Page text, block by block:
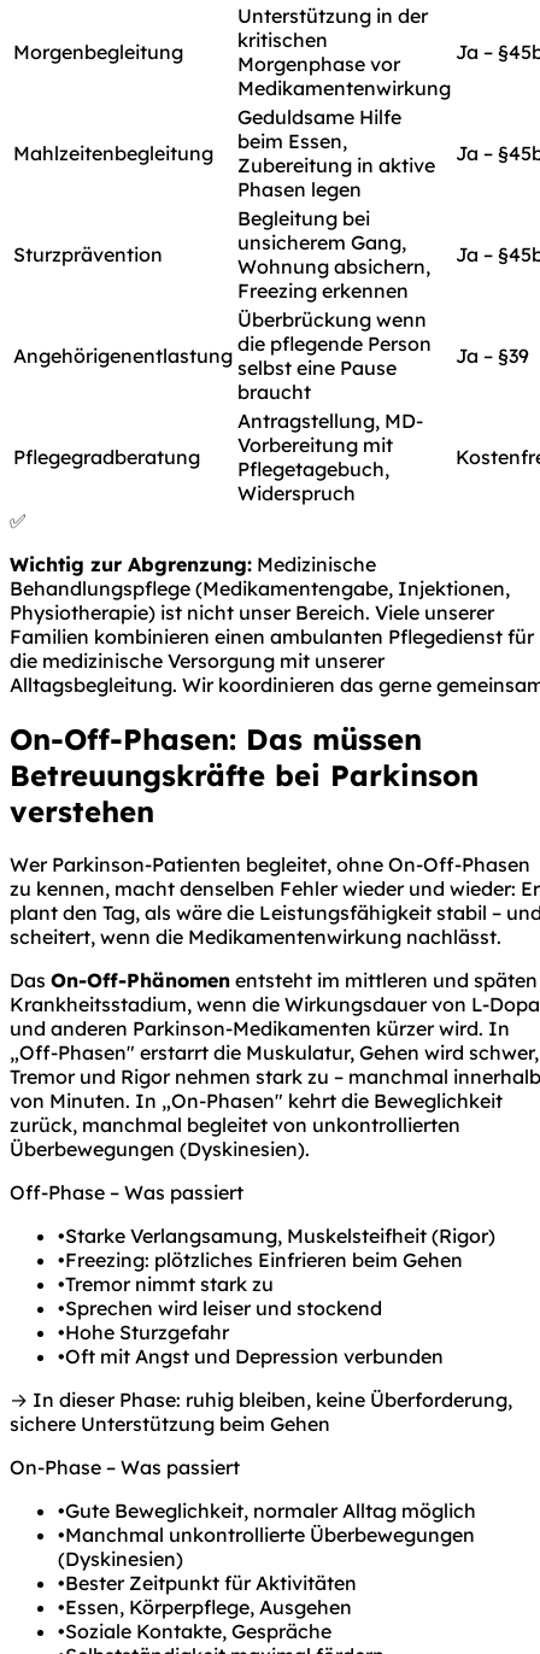
Morgenbegleitung
Unterstützung in der
kritischen
Morgenphase vor
Medikamentenwirkung
Ja –
Mahlzeitenbegleitung
Geduldsame Hilfe
beim Essen,
Zubereitung in aktive
Phasen legen
Ja –
Sturzprävention
Begleitung bei
unsicherem Gang,
Wohnung absichern,
Freezing erkennen
Ja –
Angehörigenentlastung
Überbrückung wenn
die pflegende Person
selbst eine Pause
braucht
Ja – §39
Pflegegradberatung
Antragstellung, MD-
Vorbereitung mit
Pflegetagebuch,
Widerspruch
✅
Wichtig zur Abgrenzung: Medizinische
Behandlungspflege (Medikamentengabe, Injektionen,
Physiotherapie) ist nicht unser Bereich. Viele unserer
Familien kombinieren einen ambulanten Pflegedienst für
die medizinische Versorgung mit unserer
Alltagsbegleitung. Wir koordinieren das gerne
On-Off-Phasen: Das müssen
Betreuungskräfte bei Parkinson
verstehen
Wer Parkinson-Patienten begleitet, ohne On-Off-Phasen
zu kennen, macht denselben Fehler wieder und wieder: Er
plant den Tag, als wäre die Leistungsfähigkeit stabil –
scheitert, wenn die Medikamentenwirkung nachlässt.
Das On-Off-Phänomen entsteht im mittleren und späten
Krankheitsstadium, wenn die Wirkungsdauer von L-Dopa
und anderen Parkinson-Medikamenten kürzer wird. In
„Off-Phasen" erstarrt die Muskulatur, Gehen wird schwer,
Tremor und Rigor nehmen stark zu – manchmal innerhalb
von Minuten. In „On-Phasen" kehrt die Beweglichkeit
zurück, manchmal begleitet von unkontrollierten
Überbewegungen (Dyskinesien).
Off-Phase – Was passiert
•Starke Verlangsamung, Muskelsteifheit (Rigor)
•Freezing: plötzliches Einfrieren beim Gehen
•Tremor nimmt stark zu
•Sprechen wird leiser und stockend
•Hohe Sturzgefahr
•Oft mit Angst und Depression verbunden
→ In dieser Phase: ruhig bleiben, keine Überforderung,
sichere Unterstützung beim Gehen
On-Phase – Was passiert
•Gute Beweglichkeit, normaler Alltag möglich
•Manchmal unkontrollierte Überbewegungen
(Dyskinesien)
•Bester Zeitpunkt für Aktivitäten
•Essen, Körperpflege, Ausgehen
•Soziale Kontakte, Gespräche